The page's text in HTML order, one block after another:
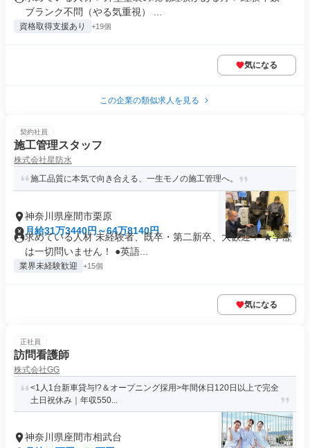
ブランク不問（やる気重視） ...
資格取得支援あり +19個
気になる
この企業の類似求人を見る
契約社員
施工管理スタッフ
株式会社星防水
施工品質に本気で向き合える、一生モノの施工管理へ。
神奈川県座間市栗原
月給31万3440円～64万8140円
求めている人材 未経験者、既卒・第二新卒、大歓迎！ ★学歴
は一切問いません！ ●英語...
業界未経験歓迎 +15個
気になる
正社員
訪問看護師
株式会社GG
<1人1台新車貸与!?＆オープニング採用>年間休日120日以上で完全
土日祝休み｜年収550...
神奈川県座間市相武台